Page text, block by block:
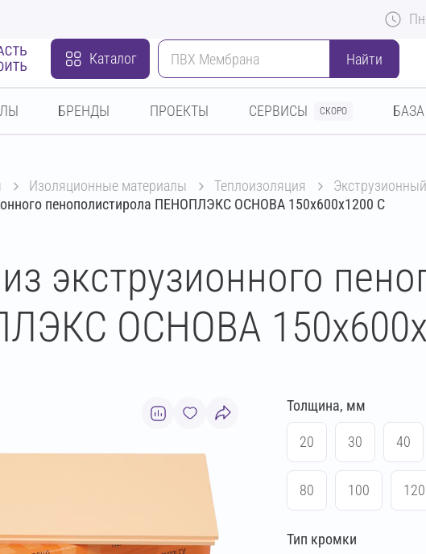
Каталог Найти
БРЕНДЫ ПРОЕКТЫ СЕРВИСЫ СКОРО
изоляционные материалы теплоизоляция
пенополистирола ПЕНОПЛЭКС ОСНОВА 150х600х1200 С
экструзионного
ОСНОВА
Толщина, мм
20 30 40
80 100 120
Тип кромки